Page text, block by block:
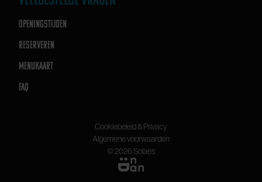
OPENINGSTIJDEN
RESERVEREN
MENUKAART
FAQ
© 2026 Solaes
Cookiebeleid & Privacy
Algemene voorwaarden